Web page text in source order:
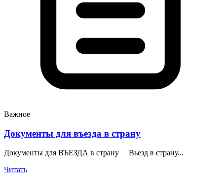
Важное
Документы для въезда в страну
Документы для ВЪЕЗДА в страну Вьезд в страну...
Читать